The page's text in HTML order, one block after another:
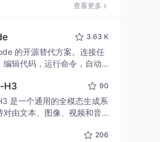
查看更多
3.63 K
的开源替代方案。连接任
编辑代码，运行命令，自动
An open-source alternativ
Code. Connect any LLM,
run commands, and verify
H3 90
是一个通用的全模态生成系
对由文本、图像、视频和音
辨率高达 2K、时长可达 15206